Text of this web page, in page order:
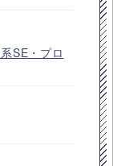
SE・プロ